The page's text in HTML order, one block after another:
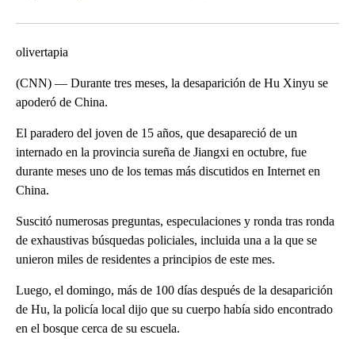
olivertapia
(CNN) — Durante tres meses, la desaparición de Hu Xinyu se
apoderó de China.
El paradero del joven de 15 años, que desapareció de un
internado en la provincia sureña de Jiangxi en octubre, fue
durante meses uno de los temas más discutidos en Internet en
China.
Suscitó numerosas preguntas, especulaciones y ronda tras ronda
de exhaustivas búsquedas policiales, incluida una a la que se
unieron miles de residentes a principios de este mes.
Luego, el domingo, más de 100 días después de la desaparición
de Hu, la policía local dijo que su cuerpo había sido encontrado
en el bosque cerca de su escuela.